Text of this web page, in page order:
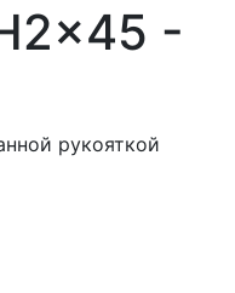
-
рукояткой